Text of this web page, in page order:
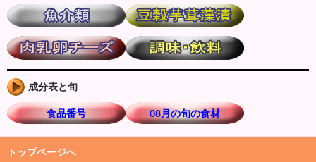
成分表と旬
食品番号 08月の旬の食材
トップページへ